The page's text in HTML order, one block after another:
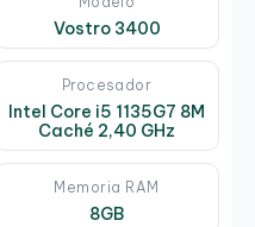
Vostro 3400
Procesador
Intel Core i5 1135G7 8M
Caché 2,40 GHz
Memoria RAM
8GB